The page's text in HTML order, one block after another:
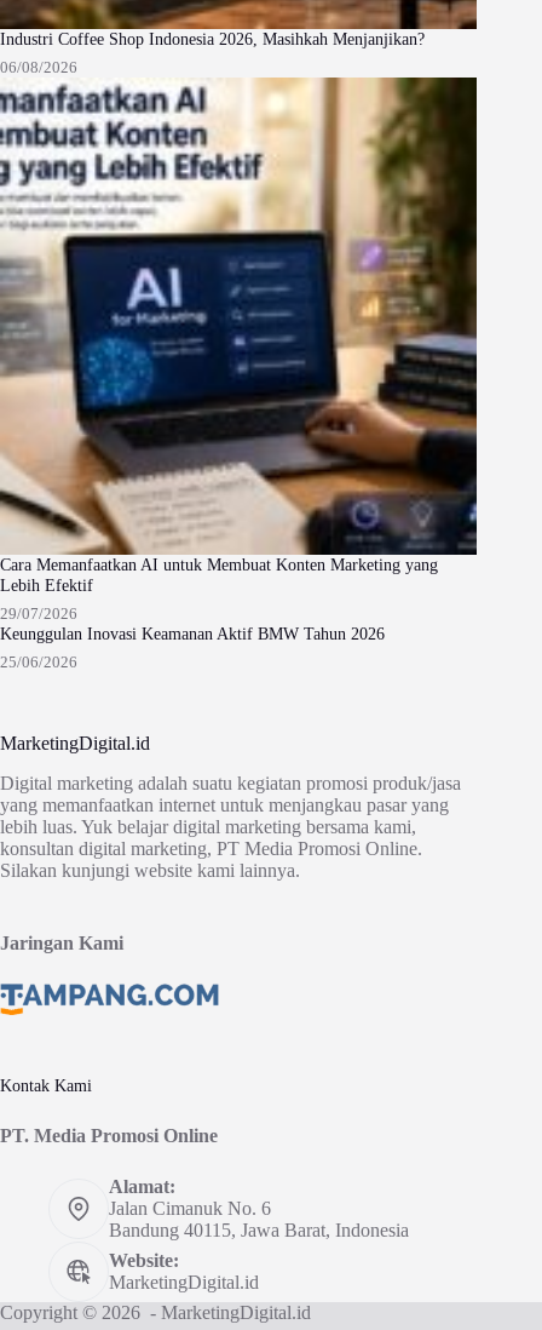
Industri Coffee Shop Indonesia 2026, Masihkah Menjanjikan?
06/08/2026
Cara Memanfaatkan AI untuk Membuat Konten Marketing yang
Lebih Efektif
29/07/2026
Keunggulan Inovasi Keamanan Aktif BMW Tahun 2026
25/06/2026
MarketingDigital.id
Digital marketing adalah suatu kegiatan promosi produk/jasa
yang memanfaatkan internet untuk menjangkau pasar yang
lebih luas. Yuk belajar digital marketing bersama kami,
konsultan digital marketing, PT Media Promosi Online.
Silakan kunjungi website kami lainnya.
Jaringan Kami
Kontak Kami
PT. Media Promosi Online
Alamat:
Jalan Cimanuk No. 6
Bandung 40115, Jawa Barat, Indonesia
Website:
MarketingDigital.id
Copyright © 2026 - MarketingDigital.id